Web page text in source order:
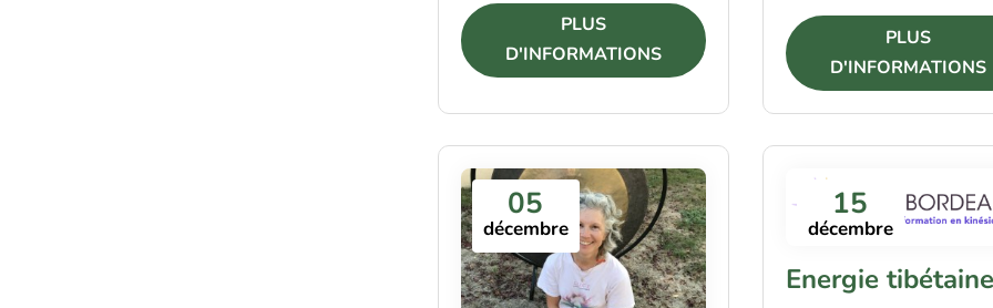
PLUS
D'INFORMATIONS
PLUS
D'INFORMATIONS
05
décembre
15
décembre
Energie tibétaine